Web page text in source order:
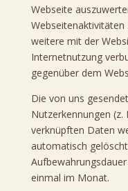
Webseite
weitere mit der
Internetnutzung
gegenüber dem
Die von uns
Nutzerkennungen
verknüpften Daten
automatisch
einmal im Monat.